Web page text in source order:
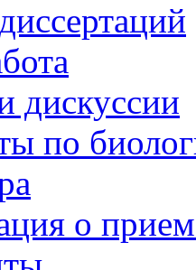
дискуссии
по
о